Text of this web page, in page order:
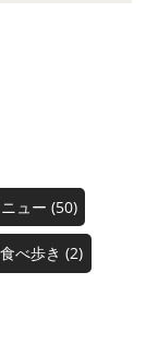
ュー (50)
食べ歩き (2)